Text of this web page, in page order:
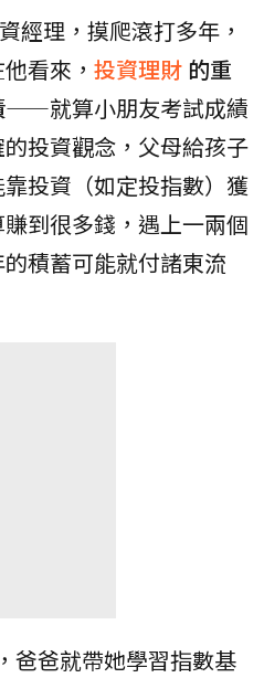
經理，摸爬滾打多年，
看來， 投資理財 的重
——就算小朋友考試成績
投資觀念，父母給孩子
投資（如定投指數）獲
到很多錢，遇上一兩個
積蓄可能就付諸東流
爸爸就帶她學習指數基